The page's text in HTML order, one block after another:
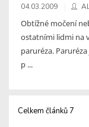
04.03.2009
Obtížné močení
ostatními lidmi na
paruréza.
p ...
Celkem článků 7